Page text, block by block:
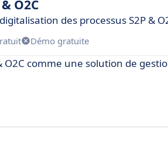
O2C
des processus S2P &
Démo gratuite
O2C comme une solution de